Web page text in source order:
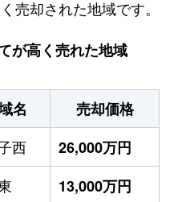
売却された地域です。
が高く売れた地域
名
売却価格
西
26,000万円
13,000万円